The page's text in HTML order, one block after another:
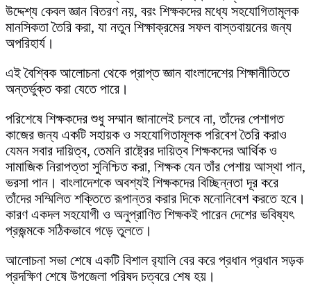
উদ্দেশ্য কেবল জ্ঞান বিতরণ নয়, বরং শিক্ষকদের মধ্যে সহযোগিতামূলক
মানসিকতা তৈরি করা, যা নতুন শিক্ষাক্রমের সফল বাস্তবায়নের জন্য
অপরিহার্য।
এই বৈশ্বিক আলোচনা থেকে প্রাপ্ত জ্ঞান বাংলাদেশের শিক্ষানীতিতে
অন্তর্ভুক্ত করা যেতে পারে।
পরিশেষে শিক্ষকদের শুধু সম্মান জানালেই চলবে না, তাঁদের পেশাগত
কাজের জন্য একটি সহায়ক ও সহযোগিতামূলক পরিবেশ তৈরি করাও
যেমন সবার দায়িত্ব, তেমনি রাষ্ট্রের দায়িত্ব শিক্ষকদের আর্থিক ও
সামাজিক নিরাপত্তা সুনিশ্চিত করা, শিক্ষক যেন তাঁর পেশায় আস্থা পান,
ভরসা পান। বাংলাদেশকে অবশ্যই শিক্ষকদের বিচ্ছিন্নতা দূর করে
তাঁদের সম্মিলিত শক্তিতে রূপান্তর করার দিকে মনোনিবেশ করতে হবে।
কারণ একদল সহযোগী ও অনুপ্রাণিত শিক্ষকই পারেন দেশের ভবিষ্যৎ
প্রজন্মকে সঠিকভাবে গড়ে তুলতে।
‌আলোচনা সভা শেষে একটি বিশাল র‍্যালি বের করে প্রধান প্রধান সড়ক
প্রদক্ষিণ শেষে উপজেলা পরিষদ চত্বরে শেষ হয়।